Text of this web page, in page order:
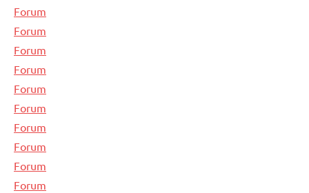
Forum
Forum
Forum
Forum
Forum
Forum
Forum
Forum
Forum
Forum